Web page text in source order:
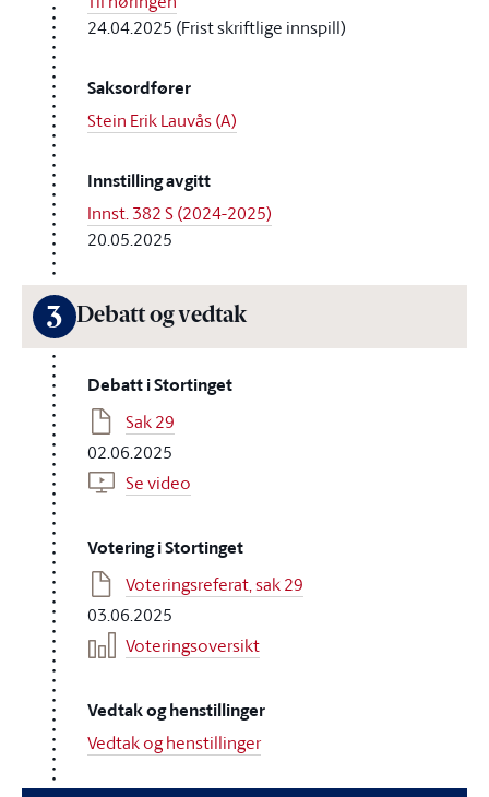
24.04.2025 (Frist skriftlige innspill)
Saksordfører
Stein Erik Lauvås (A)
Innstilling avgitt
Innst. 382 S (2024-2025)
20.05.2025
3 Debatt og vedtak
Debatt i Stortinget
Sak 29
02.06.2025
Se video
Votering i Stortinget
Voteringsreferat, sak 29
03.06.2025
Voteringsoversikt
Vedtak og henstillinger
Vedtak og henstillinger